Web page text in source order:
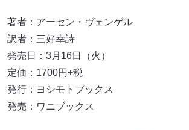
著者：アーセン・ヴェンゲル
訳者：三好幸詩
発売日：3月16日（火）
定価：1700円+税
発行：ヨシモトブックス
発売：ワニブックス